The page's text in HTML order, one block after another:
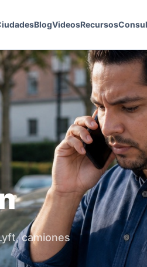
BlogVideosRecursos
camiones